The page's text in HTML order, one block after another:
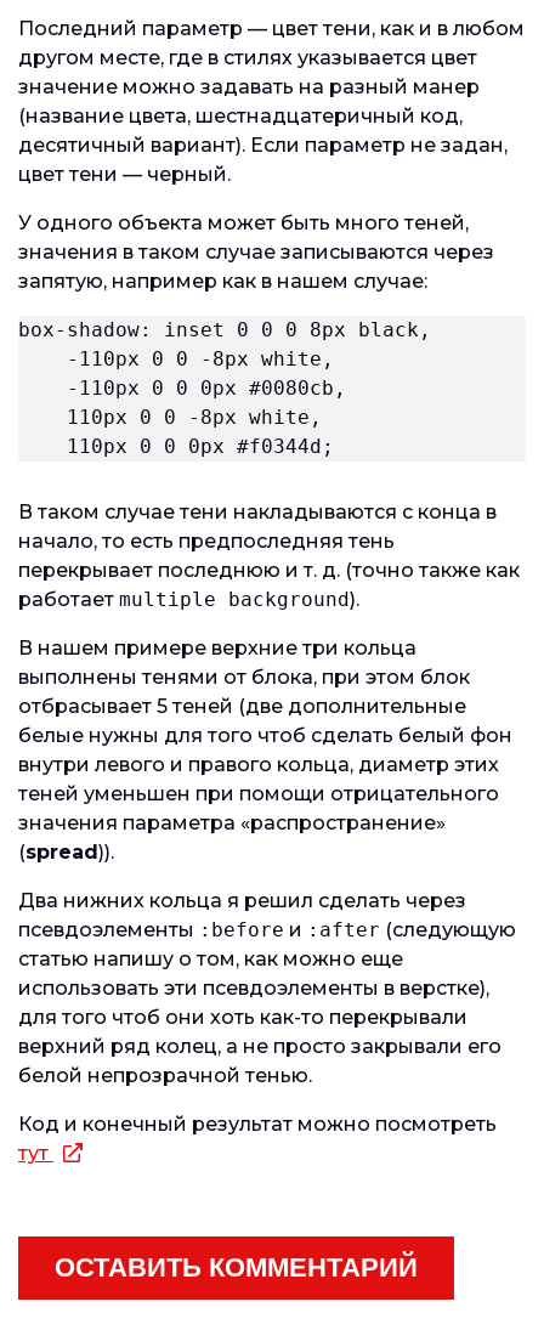
Последний параметр — цвет тени, как и в любом
другом месте, где в стилях указывается цвет
значение можно задавать на разный манер
(название цвета, шестнадцатеричный код,
десятичный вариант). Если параметр не задан,
цвет тени — черный.
У одного объекта может быть много теней,
значения в таком случае записываются через
запятую, например как в нашем случае:
box-shadow: inset 0 0 0 8px black,
    -110px 0 0 -8px white,
    -110px 0 0 0px #0080cb,
    110px 0 0 -8px white,
    110px 0 0 0px #f0344d;
В таком случае тени накладываются с конца в
начало, то есть предпоследняя тень
перекрывает последнюю и т. д. (точно также как
работает multiple background).
В нашем примере верхние три кольца
выполнены тенями от блока, при этом блок
отбрасывает 5 теней (две дополнительные
белые нужны для того чтоб сделать белый фон
внутри левого и правого кольца, диаметр этих
теней уменьшен при помощи отрицательного
значения параметра «распространение»
(spread)).
Два нижних кольца я решил сделать через
псевдоэлементы :before и :after (следующую
статью напишу о том, как можно еще
использовать эти псевдоэлементы в верстке),
для того чтоб они хоть как-то перекрывали
верхний ряд колец, а не просто закрывали его
белой непрозрачной тенью.
Код и конечный результат можно посмотреть
тут
ОСТАВИТЬ КОММЕНТАРИЙ